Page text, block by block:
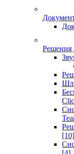
Решения
[10]